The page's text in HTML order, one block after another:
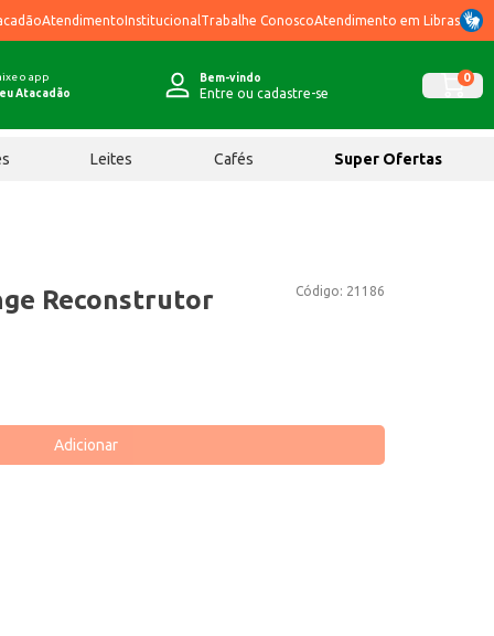
AtendimentoInstitucional Trabalhe ConoscoAtendimento em Libras
o app
Atacadão
Bem-vindo
Entre ou cadastre-se
0
Leites Cafés Super Ofertas
Código: 21186
Reconstrutor
Adicionar